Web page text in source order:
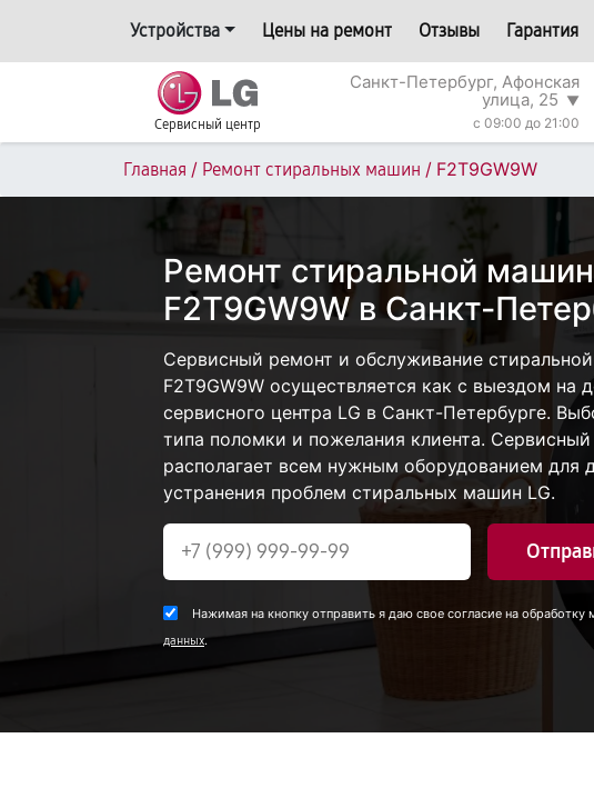
Устройства Цены на ремонт Отзывы Гарантия
Сервисный центр
Санкт-Петербург, Афонская
улица, 25 ▼
c 09:00 до 21:00
Главная / Ремонт стиральных машин / F2T9GW9W
Ремонт стиральной
F2T9GW9W в Санкт-
Сервисный ремонт и обслуживание
F2T9GW9W осуществляется как с выездом на
сервисного центра LG в Санкт-Петербурге.
типа поломки и пожелания клиента. Сервисный
располагает всем нужным оборудованием для
устранения проблем стиральных машин LG.
Нажимая на кнопку отправить я даю свое согласие на обработку
данных.